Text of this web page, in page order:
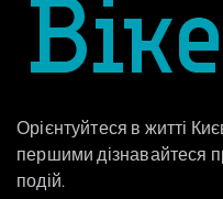
Орієнтуйтеся в житті
першими дізнавайтеся
подій.